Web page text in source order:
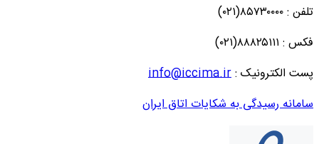
تلفن : ۸۵۷۳۰۰۰۰(۰۲۱)
فکس : ۸۸۸۲۵۱۱۱(۰۲۱)
پست الکترونیک :info@iccima.ir
سامانه رسیدگی به شکایات اتاق ایران